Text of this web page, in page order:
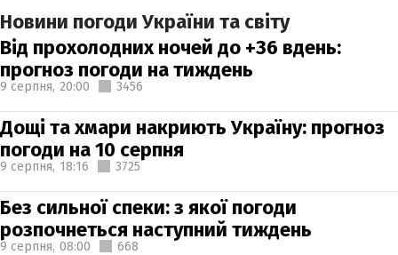
Новини погоди України та світу
Від прохолодних ночей до +36 вдень:
прогноз погоди на тиждень
9 серпня, 20:00 3456
Дощі та хмари накриють Україну: прогноз
погоди на 10 серпня
9 серпня, 18:16 3725
Без сильної спеки: з якої погоди
розпочнеться наступний тиждень
9 серпня, 08:00 668